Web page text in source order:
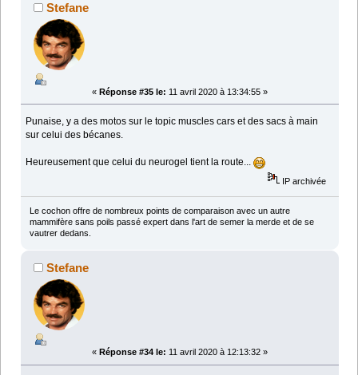
Stefane
« Réponse #35 le: 11 avril 2020 à 13:34:55 »
Punaise, y a des motos sur le topic muscles cars et des sacs à main
sur celui des bécanes.
Heureusement que celui du neurogel tient la route...
IP archivée
Le cochon offre de nombreux points de comparaison avec un autre
mammifère sans poils passé expert dans l'art de semer la merde et de se
vautrer dedans.
Stefane
« Réponse #34 le: 11 avril 2020 à 12:13:32 »